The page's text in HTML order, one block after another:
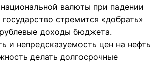
валюты при падении
стремится «добрать»
доходы бюджета.
и непредсказуемость цен на нефть
делать долгосрочные